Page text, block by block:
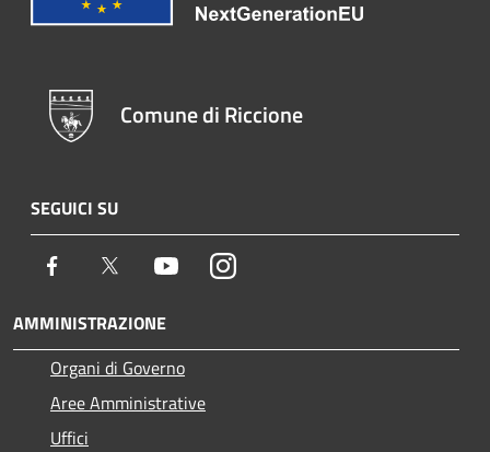
Comune di Riccione
SEGUICI SU
Facebook Twitter YoutubeInstagram
AMMINISTRAZIONE
Organi di Governo
Aree Amministrative
Uffici